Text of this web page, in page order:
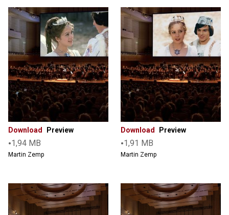
Download Preview
•1,94 MB
Martin Zemp
Download Preview
•1,91 MB
Martin Zemp